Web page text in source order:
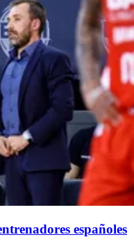
españoles